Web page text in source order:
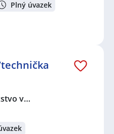
Plný úvazek
v…